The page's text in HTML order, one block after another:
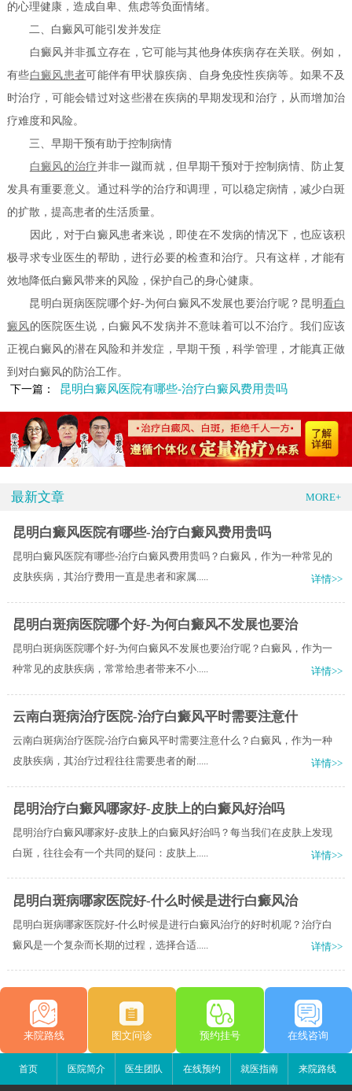
的心理健康，造成自卑、焦虑等负面情绪。
二、白癜风可能引发并发症
白癜风并非孤立存在，它可能与其他身体疾病存在关联。例如，
有些白癜风患者可能伴有甲状腺疾病、自身免疫性疾病等。如果不及
时治疗，可能会错过对这些潜在疾病的早期发现和治疗，从而增加治
疗难度和风险。
三、早期干预有助于控制病情
白癜风的治疗 并非一蹴而就，但早期干预对于控制病情、防止复
发具有重要意义。通过科学的治疗和调理，可以稳定病情，减少白斑
的扩散，提高患者的生活质量。
因此，对于白癜风患者来说，即使在不发病的情况下，也应该积
极寻求专业医生的帮助，进行必要的检查和治疗。只有这样，才能有
效地降低白癜风带来的风险，保护自己的身心健康。
昆明白斑病医院哪个好-为何白癜风不发展也要治疗呢？昆明看白
癜风的医院医生说，白癜风不发病并不意味着可以不治疗。我们应该
正视白癜风的潜在风险和并发症，早期干预，科学管理，才能真正做
到对白癜风的防治工作。
下一篇：
昆明白癜风医院有哪些-治疗白癜风费用贵吗
最新文章 MORE+
昆明白癜风医院有哪些-治疗白癜风费用贵吗
昆明白癜风医院有哪些-治疗白癜风费用贵吗？白癜风，作为一种常见的
皮肤疾病，其治疗费用一直是患者和家属.....
详情>>
昆明白斑病医院哪个好-为何白癜风不发展也要治
昆明白斑病医院哪个好-为何白癜风不发展也要治疗呢？白癜风，作为一
种常见的皮肤疾病，常常给患者带来不小.....
详情>>
云南白斑病治疗医院-治疗白癜风平时需要注意什
云南白斑病治疗医院-治疗白癜风平时需要注意什么？白癜风，作为一种
皮肤疾病，其治疗过程往往需要患者的耐.....
详情>>
昆明治疗白癜风哪家好-皮肤上的白癜风好治吗
昆明治疗白癜风哪家好-皮肤上的白癜风好治吗？每当我们在皮肤上发现
白斑，往往会有一个共同的疑问：皮肤上.....
详情>>
昆明白斑病哪家医院好-什么时候是进行白癜风治
昆明白斑病哪家医院好-什么时候是进行白癜风治疗的好时机呢？治疗白
癜风是一个复杂而长期的过程，选择合适.....
详情>>
来院路线 图文问诊 预约挂号 在线咨询
首页 医院简介 医生团队 在线预约 就医指南 来院路线